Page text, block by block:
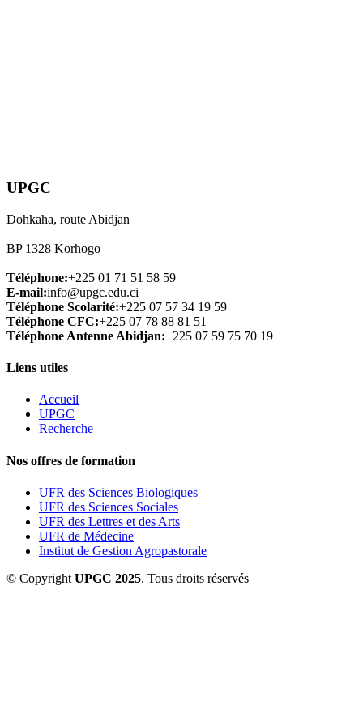
UPGC
Dohkaha, route Abidjan
BP 1328 Korhogo
Téléphone:+225 01 71 51 58 59
E-mail:info@upgc.edu.ci
Téléphone Scolarité:+225 07 57 34 19 59
Téléphone CFC:+225 07 78 88 81 51
Téléphone Antenne Abidjan:+225 07 59 75 70 19
Liens utiles
Accueil
UPGC
Recherche
Nos offres de formation
UFR des Sciences Biologiques
UFR des Sciences Sociales
UFR des Lettres et des Arts
UFR de Médecine
Institut de Gestion Agropastorale
© Copyright UPGC 2025. Tous droits réservés